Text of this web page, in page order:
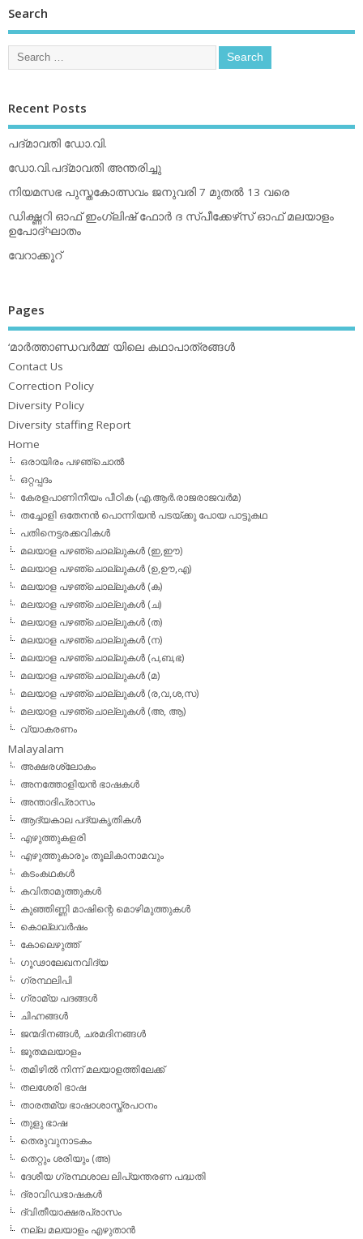
Search
Recent Posts
പദ്മാവതി ഡോ.വി.
ഡോ.വി.പദ്മാവതി അന്തരിച്ചു
നിയമസഭ പുസ്തകോത്സവം ജനുവരി 7 മുതല്‍ 13 വരെ
ഡിക്ഷ്ണറി ഓഫ് ഇംഗ്ലിഷ് ഫോര്‍ ദ സ്പീക്കേഴ്‌സ് ഓഫ് മലയാളം
ഉപോദ്ഘാതം
വേറാക്കൂറ്
Pages
‘മാര്‍ത്താണ്ഡവര്‍മ്മ’ യിലെ കഥാപാത്രങ്ങള്‍
Contact Us
Correction Policy
Diversity Policy
Diversity staffing Report
Home
ഒരായിരം പഴഞ്ചൊല്‍
ഒറ്റപ്പദം
കേരളപാണിനീയം പീഠിക (എ.ആര്‍.രാജരാജവര്‍മ)
തച്ചോളി ഒതേനൻ പൊന്നിയൻ പടയ്‌ക്കു പോയ പാട്ടുകഥ
പതിനെട്ടരക്കവികള്‍
മലയാള പഴഞ്ചൊല്ലുകള്‍ (ഇ,ഈ)
മലയാള പഴഞ്ചൊല്ലുകള്‍ (ഉ,ഊ,എ)
മലയാള പഴഞ്ചൊല്ലുകള്‍ (ക)
മലയാള പഴഞ്ചൊല്ലുകള്‍ (ച)
മലയാള പഴഞ്ചൊല്ലുകള്‍ (ത)
മലയാള പഴഞ്ചൊല്ലുകള്‍ (ന)
മലയാള പഴഞ്ചൊല്ലുകള്‍ (പ,ബ,ഭ)
മലയാള പഴഞ്ചൊല്ലുകള്‍ (മ)
മലയാള പഴഞ്ചൊല്ലുകള്‍ (ര,വ,ശ,സ)
മലയാള പഴഞ്ചൊല്ലുകൾ (അ, ആ)
വ്യാകരണം
Malayalam
അക്ഷരശ്ലോകം
അനത്തോളിയന്‍ ഭാഷകള്‍
അന്താദിപ്രാസം
ആദ്യകാല പദ്യകൃതികള്‍
എഴുത്തുകളരി
എഴുത്തുകാരും തൂലികാനാമവും
കടംകഥകള്‍
കവിതാമുത്തുകള്‍
കുഞ്ഞിണ്ണി മാഷിന്റെ മൊഴിമുത്തുകള്‍
കൊല്ലവര്‍ഷം
കോലെഴുത്ത്
ഗൂഢാലേഖനവിദ്യ
ഗ്രന്ഥലിപി
ഗ്രാമ്യ പദങ്ങള്‍
ചിഹ്നങ്ങള്‍
ജന്മദിനങ്ങള്‍, ചരമദിനങ്ങള്‍
ജൂതമലയാളം
തമിഴില്‍ നിന്ന് മലയാളത്തിലേക്ക്
തലശേരി ഭാഷ
താരതമ്യ ഭാഷാശാസ്ത്രപഠനം
തുളു ഭാഷ
തെരുവുനാടകം
തെറ്റും ശരിയും (അ)
ദേശീയ ഗ്രന്ഥശാല ലിപ്യന്തരണ പദ്ധതി
ദ്രാവിഡഭാഷകള്‍
ദ്വിതീയാക്ഷരപ്രാസം
നല്ല മലയാളം എഴുതാന്‍